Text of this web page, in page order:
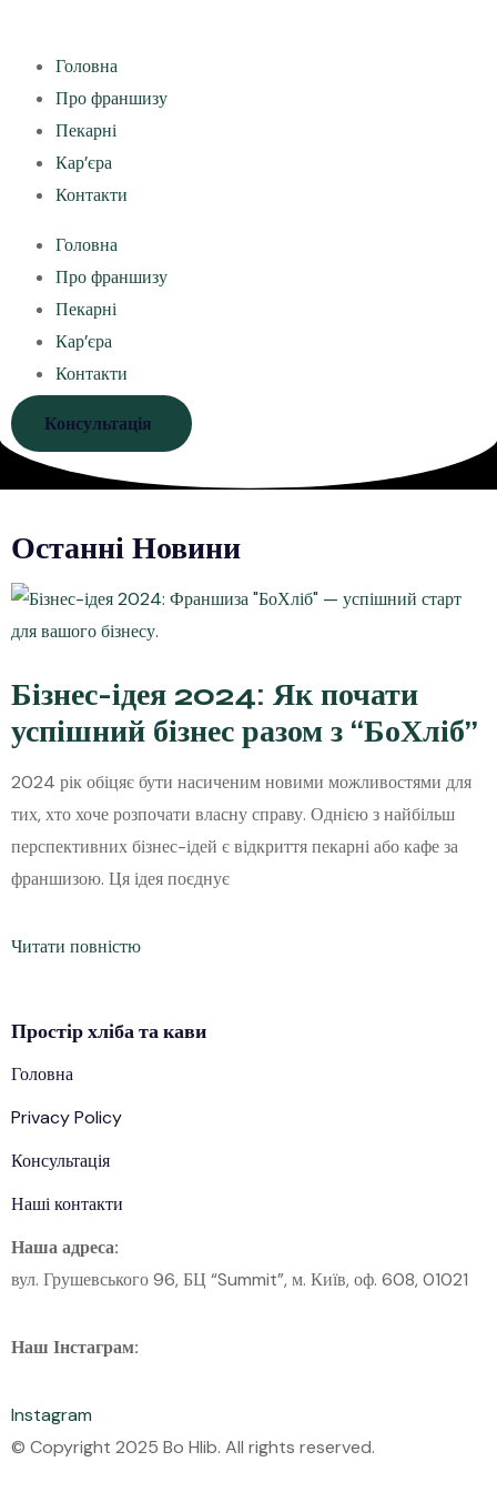
Головна
Про франшизу
Пекарні
Кар’єра
Контакти
Головна
Про франшизу
Пекарні
Кар’єра
Контакти
Консультація
Останні Новини
Бізнес-ідея 2024: Як почати
успішний бізнес разом з “БоХліб”
2024 рік обіцяє бути насиченим новими можливостями для
тих, хто хоче розпочати власну справу. Однією з найбільш
перспективних бізнес-ідей є відкриття пекарні або кафе за
франшизою. Ця ідея поєднує
Читати повністю
Простірхлібата кави
Головна
Privacy Policy
Консультація
Наші контакти
Наша адреса:
вул. Грушевського 96, БЦ “Summit”, м. Київ, оф. 608, 01021
Наш Інстаграм:
Instagram
© Copyright 2025 Bo Hlib. All rights reserved.